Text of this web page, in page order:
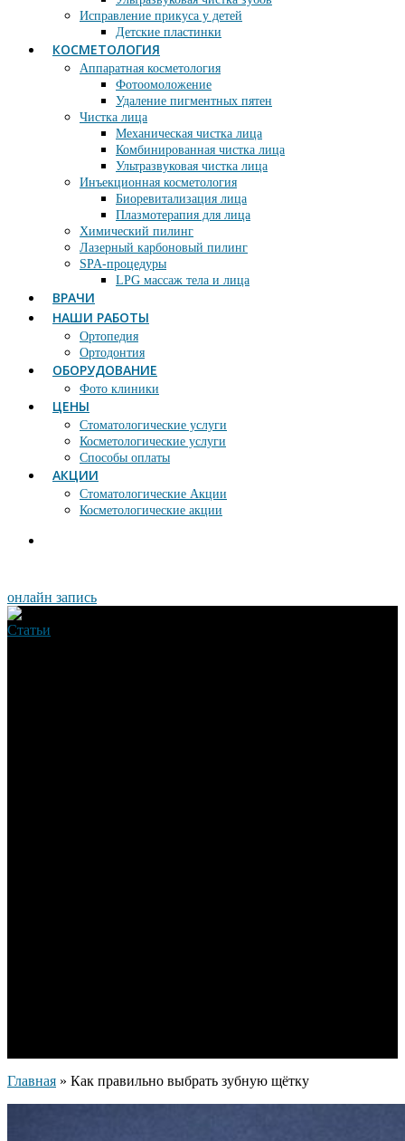
Исправление прикуса у детей
Детские пластинки
КОСМЕТОЛОГИЯ
Аппаратная косметология
Фотоомоложение
Удаление пигментных пятен
Чистка лица
Механическая чистка лица
Комбинированная чистка лица
Ультразвуковая чистка лица
Инъекционная косметология
Биоревитализация лица
Плазмотерапия для лица
Химический пилинг
Лазерный карбоновый пилинг
SPA-процедуры
LPG массаж тела и лица
ВРАЧИ
НАШИ РАБОТЫ
Ортопедия
Ортодонтия
ОБОРУДОВАНИЕ
Фото клиники
ЦЕНЫ
Стоматологические услуги
Косметологические услуги
Способы оплаты
АКЦИИ
Стоматологические Акции
Косметологические акции
онлайн запись
Статьи
Главная » Как правильно выбрать зубную щётку